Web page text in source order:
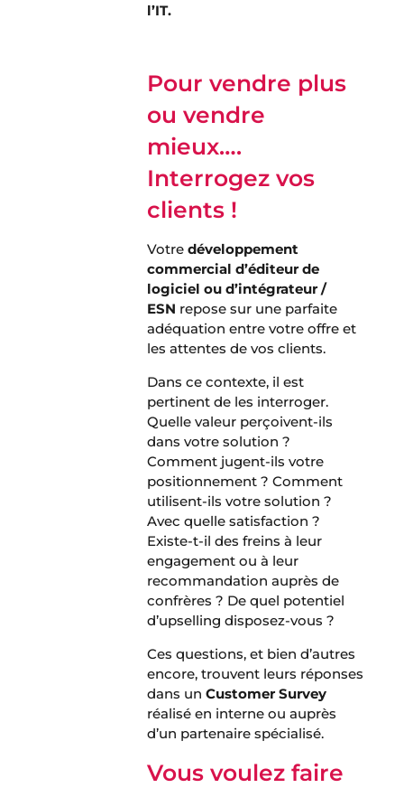
l’IT.
Pour vendre plus
ou vendre
mieux….
Interrogez vos
clients !
Votredéveloppement
commercial d’éditeur de
logiciel ou d’intégrateur /
ESN repose sur une parfaite
adéquation entre votre offre et
les attentes de vos clients.
Dans ce contexte, il est
pertinent de les interroger.
Quelle valeur perçoivent-ils
dans votre solution ?
Comment jugent-ils votre
positionnement ? Comment
utilisent-ils votre solution ?
Avec quelle satisfaction ?
Existe-t-il des freins à leur
engagement ou à leur
recommandation auprès de
confrères ? De quel potentiel
d’upselling disposez-vous ?
Ces questions, et bien d’autres
encore, trouvent leurs réponses
dans unCustomer Survey
réalisé en interne ou auprès
d’un partenaire spécialisé.
Vous voulez faire